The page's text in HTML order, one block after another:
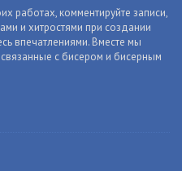
работах, комментируйте записи,
и хитростями при создании
впечатлениями. Вместе мы
с бисером и бисерным